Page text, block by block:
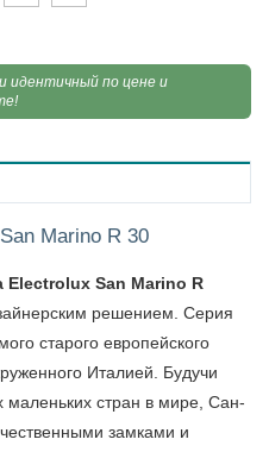
идентичный по цене и
Marino R 30
Electrolux San Marino R
решением. Серия
старого европейского
Италией. Будучи
стран в мире, Сан-
замками и